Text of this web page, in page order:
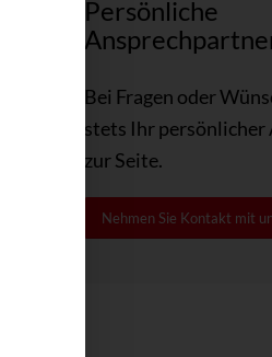
Persönliche
Bei Fragen oder
stets Ihr
zur Seite.
Nehmen Sie Kontakt mit